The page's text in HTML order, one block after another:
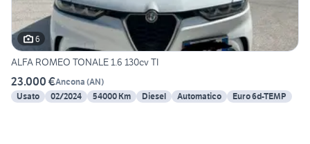
6
ALFA ROMEO TONALE 1.6 130cv TI
23.000 €Ancona (AN)
Usato
02/2024 54000 Km Diesel Automatico Euro 6d-TEMP